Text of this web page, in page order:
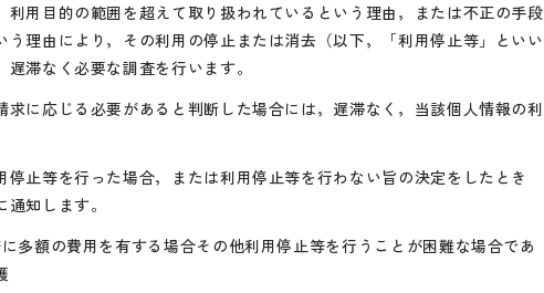
利用目的の範囲を超えて取り扱われているという理由，または不正の手段
う理由により，その利用の停止または消去（以下，「利用停止等」といい
滞なく必要な調査を行います。
に応じる必要があると判断した場合には，遅滞なく，当該個人情報の利
止等を行った場合，または利用停止等を行わない旨の決定をしたとき
知します。
多額の費用を有する場合その他利用停止等を行うことが困難な場合であ